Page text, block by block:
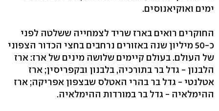
ימים ואוקיאנוסים.
החוקרים רואים בארז שריד לצמחייה ששלטה לפני
כ-50 מיליון שנה באזורים נרחבים בחצי הכדור הצפוני
של העולם. בעולם קיימים שלושה מינים של ארז: ארז
הלבנון - גדל בר בתורכיה, בלבנון ובקפריסין; ארז
אטלנטי - גדל בר בהרי האטלס שבצפון אפריקה; ארז
ההימלאיה - גדל בר במורדות ההימלאיה.